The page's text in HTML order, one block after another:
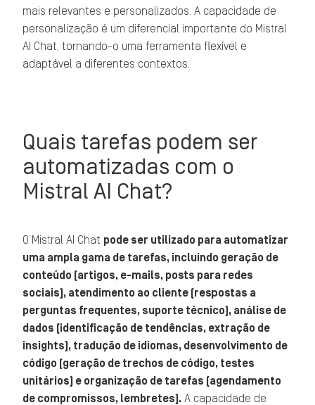
mais relevantes e personalizados. A capacidade de
personalização é um diferencial importante do Mistral
AI Chat, tornando-o uma ferramenta flexível e
adaptável a diferentes contextos.
Quais tarefas podem ser
automatizadas com o
Mistral AI Chat?
O Mistral AI Chat pode ser utilizado para automatizar
uma ampla gama de tarefas, incluindo geração de
conteúdo (artigos, e-mails, posts para redes
sociais), atendimento ao cliente (respostas a
perguntas frequentes, suporte técnico), análise de
dados (identificação de tendências, extração de
insights), tradução de idiomas, desenvolvimento de
código (geração de trechos de código, testes
unitários) e organização de tarefas (agendamento
de compromissos, lembretes). A capacidade de